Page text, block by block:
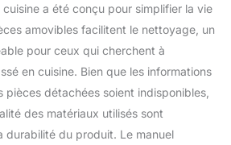
a été conçu pour simplifier la vie
amovibles facilitent le nettoyage, un
pour ceux qui cherchent à
en cuisine. Bien que les informations
pièces détachées soient indisponibles,
des matériaux utilisés sont
durabilité du produit. Le manuel